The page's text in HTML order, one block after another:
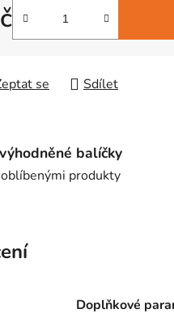
se Sdílet
balíčky
produkty
Doplňkové